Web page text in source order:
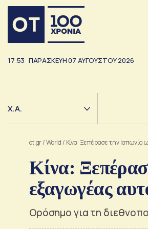
17:53 ΠΑΡΑΣΚΕΥΗ07 ΑΥΓΟΥΣΤΟΥ2026
Χ.Α.
ot.gr/World / Κίνα: Ξεπέρασε την Ιαπωνία
Κίνα:
εξαγωγέας
Ορόσημο για τη